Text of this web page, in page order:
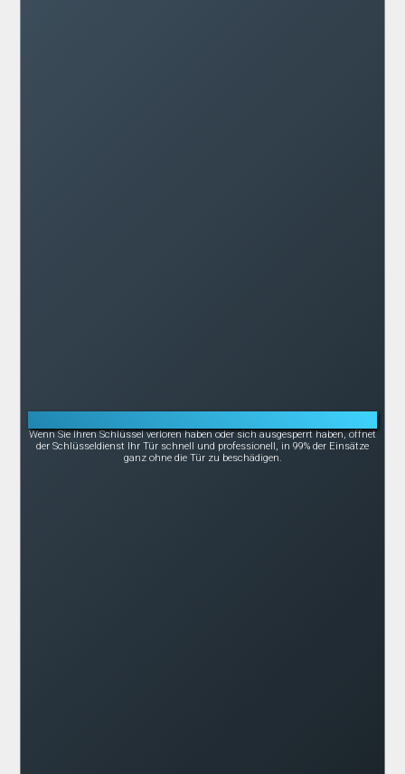
Wenn Sie Ihren Schlüssel verloren haben oder sich ausgesperrt haben, öffnet
der Schlüsseldienst Ihr Tür schnell und professionell, in 99% der Einsätze
ganz ohne die Tür zu beschädigen.